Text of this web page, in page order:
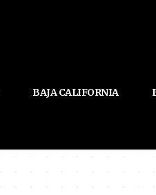
BAJA CALIFORNIA